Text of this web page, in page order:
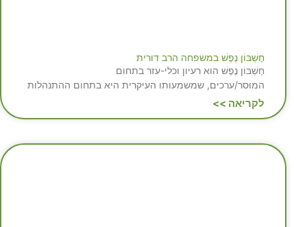
חֶשְׁבּוֹן נֶפֶשׁ במשפחה הרב דורית
חֶשְׁבּוֹן נֶפֶשׁ הוא רעיון וכלי-עזר בתחום
המוסר/ערכים, שמשמעותו העיקרית היא בתחום ההתנהלות
לקריאה >>